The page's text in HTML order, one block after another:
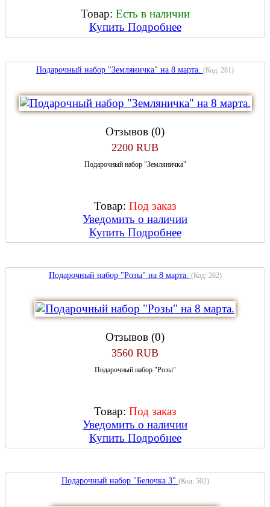
Товар: Есть в наличии
Купить Подробнее
Подарочный набор "Земляничка" на 8 марта. (Код: 281)
Отзывов (0)
2200 RUB
Подарочный набор "Земляничка"
Товар: Под заказ
Уведомить о наличии
Купить Подробнее
Подарочный набор "Розы" на 8 марта. (Код: 282)
Отзывов (0)
3560 RUB
Подарочный набор "Розы"
Товар: Под заказ
Уведомить о наличии
Купить Подробнее
Подарочный набор "Белочка 3" (Код: 502)